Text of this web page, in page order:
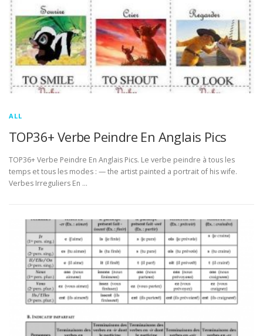
ALL
TOP36+ Verbe Peindre En Anglais Pics
TOP36+ Verbe Peindre En Anglais Pics. Le verbe peindre à tous les
temps et tous les modes : — the artist painted a portrait of his wife.
Verbes Irreguliers En …